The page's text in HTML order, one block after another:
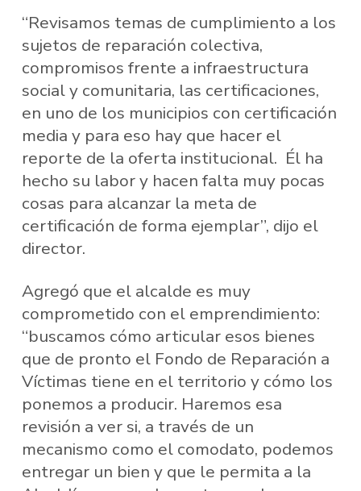
“Revisamos temas de cumplimiento a los
sujetos de reparación colectiva,
compromisos frente a infraestructura
social y comunitaria, las certificaciones,
en uno de los municipios con certificación
media y para eso hay que hacer el
reporte de la oferta institucional. Él ha
hecho su labor y hacen falta muy pocas
cosas para alcanzar la meta de
certificación de forma ejemplar”, dijo el
director.
Agregó que el alcalde es muy
comprometido con el emprendimiento:
“buscamos cómo articular esos bienes
que de pronto el Fondo de Reparación a
Víctimas tiene en el territorio y cómo los
ponemos a producir. Haremos esa
revisión a ver si, a través de un
mecanismo como el comodato, podemos
entregar un bien y que le permita a la